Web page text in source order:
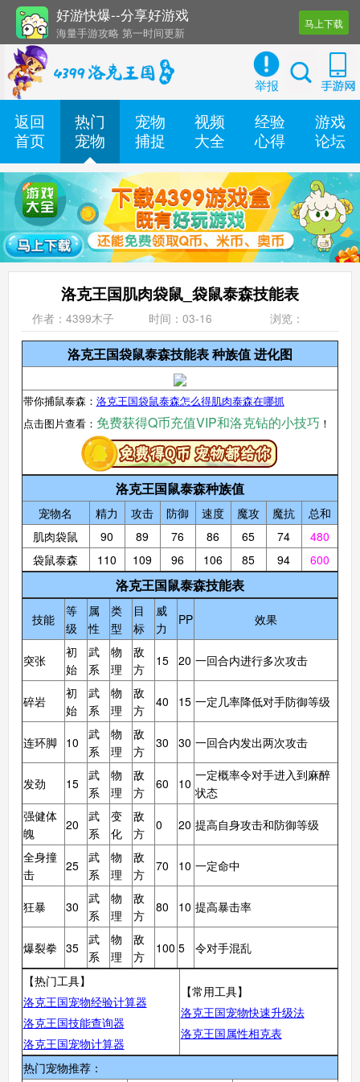
好游快爆--分享好游戏
海量手游攻略 第一时间更新
还有几十款实用辅助工具
马上下载
举报
返回
首页
热门
宠物
宠物
捕捉
视频
大全
经验
心得
游戏
论坛
洛克王国肌肉袋鼠_袋鼠泰森技能表
作者：4399木子 时间：03-16 浏览：
洛克王国袋鼠泰森技能表 种族值 进化图
带你捕鼠泰森： 洛克王国袋鼠泰森怎么得肌肉泰森在哪抓
点击图片查看： 免费获得Q币充值VIP和洛克钻的小技巧 ！
洛克王国鼠泰森种族值
宠物名 精力 攻击 防御 速度 魔攻 魔抗
总和
肌肉袋鼠
90 89 76 86 65 74
480
袋鼠泰森
110 109 96 106 85 94 600
洛克王国鼠泰森技能表
技能
等
级
属
性
类
型
目
标
威
力
PP 效果
突张
初
始
武
系
物
理
敌
方
15 20 一回合内进行多次攻击
碎岩
初
始
武
系
物
理
敌
方
40 15 一定几率降低对手防御等级
连环脚 10
武
系
物
理
敌
方
30 30 一回合内发出两次攻击
发劲 15
武
系
物
理
敌
方
60 10
一定概率令对手进入到麻醉
状态
强健体
魄
20
武
系
变
化
敌
方
0 20 提高自身攻击和防御等级
全身撞
击
25
武
系
物
理
敌
方
70 10 一定命中
狂暴 30
武
系
物
理
敌
方
80 10 提高暴击率
爆裂拳 35
武
系
物
理
敌
方
100 5 令对手混乱
【热门工具】
洛克王国宠物经验计算器
洛克王国技能查询器
洛克王国宠物计算器
【常用工具】
洛克王国宠物快速升级法
洛克王国属性相克表
热门宠物推荐：